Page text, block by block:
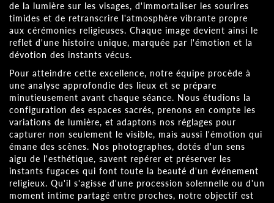
de la lumière sur les visages, d'immortaliser les sourires
timides et de retranscrire l'atmosphère vibrante propre
aux cérémonies religieuses. Chaque image devient ainsi le
reflet d'une histoire unique, marquée par l'émotion et la
dévotion des instants vécus.
Pour atteindre cette excellence, notre équipe procède à
une analyse approfondie des lieux et se prépare
minutieusement avant chaque séance. Nous étudions la
configuration des espaces sacrés, prenons en compte les
variations de lumière, et adaptons nos réglages pour
capturer non seulement le visible, mais aussi l'émotion qui
émane des scènes. Nos photographes, dotés d'un sens
aigu de l'esthétique, savent repérer et préserver les
instants fugaces qui font toute la beauté d'un événement
religieux. Qu'il s'agisse d'une procession solennelle ou d'un
moment intime partagé entre proches, notre objectif est